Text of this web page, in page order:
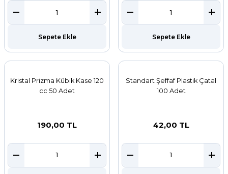
Sepete Ekle Sepete Ekle
Kristal Prizma Kübik Kase 120
cc 50 Adet
190,00 TL
Standart Şeffaf Plastik Çatal
100 Adet
42,00 TL